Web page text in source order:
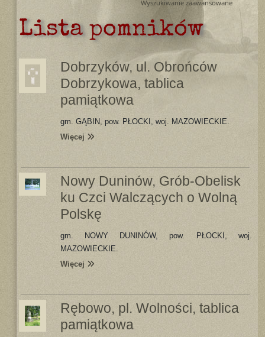
Wyszukiwanie zaawansowane
Lista pomników
Dobrzyków, ul. Obrońców
Dobrzykowa, tablica
pamiątkowa
gm. GĄBIN, pow. PŁOCKI, woj. MAZOWIECKIE.
Więcej
Nowy Duninów, Grób-Obelisk
ku Czci Walczących o Wolną
Polskę
gm. NOWY DUNINÓW, pow. PŁOCKI, woj.
MAZOWIECKIE.
Więcej
Rębowo, pl. Wolności, tablica
pamiątkowa